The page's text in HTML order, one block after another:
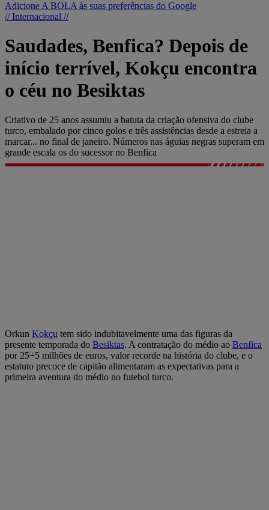
Adicione A BOLA às suas preferências do Google
// Internacional //
Saudades, Benfica? Depois de
início terrível, Kokçu encontra
o céu no Besiktas
Criativo de 25 anos assumiu a batuta da criação ofensiva do clube
turco, embalado por cinco golos e três assistências desde a estreia a
marcar... no final de janeiro. Números nas águias negras superam em
grande escala os do sucessor no Benfica
Orkun Kokçu tem sido indubitavelmente uma das figuras da
presente temporada do Besiktas. A contratação do médio ao Benfica
por 25+5 milhões de euros, valor recorde na história do clube, e o
estatuto precoce de capitão alimentaram as expectativas para a
primeira aventura do médio no futebol turco.